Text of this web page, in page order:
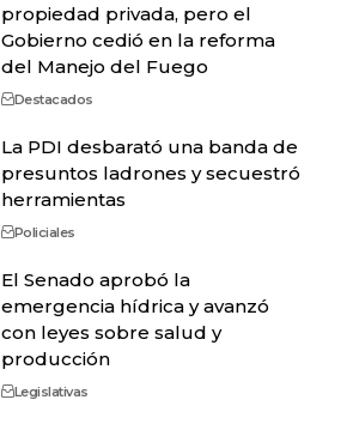
propiedad privada, pero el
Gobierno cedió en la reforma
del Manejo del Fuego
Destacados
La PDI desbarató una banda de
presuntos ladrones y secuestró
herramientas
Policiales
El Senado aprobó la
emergencia hídrica y avanzó
con leyes sobre salud y
producción
Legislativas